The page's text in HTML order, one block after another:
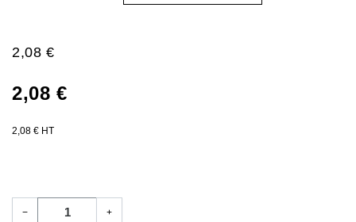
2,08 €
2,08 €
2,08 € HT
− +